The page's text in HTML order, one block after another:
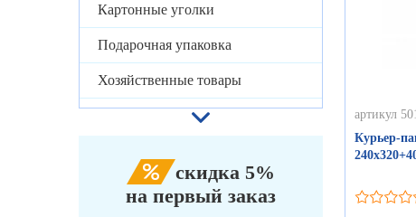
Картонные уголки
Подарочная упаковка
Хозяйственные товары
скидка 5%
на первый заказ
артикул
Курьер-